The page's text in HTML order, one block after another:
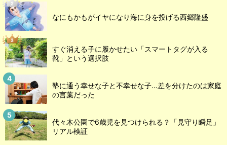
なにもかもがイヤになり海に身を投げる西郷隆盛
すぐ消える子に履かせたい「スマートタグが入る
靴」という選択肢
塾に通う幸せな子と不幸せな子…差を分けたのは家庭
の言葉だった
代々木公園で6歳児を見つけられる？「見守り瞬足」
リアル検証